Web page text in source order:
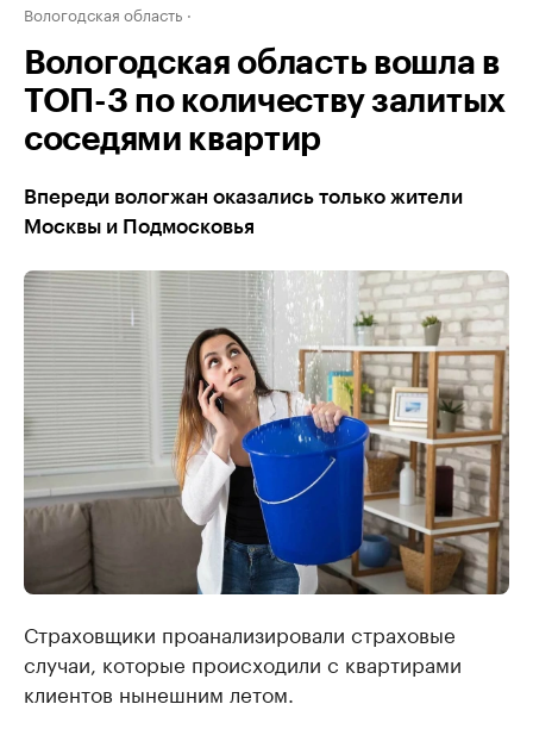
Вологодская область
Вологодская область вошла в
ТОП-3 по количеству залитых
соседями квартир
Впереди вологжан оказались только жители
Москвы и Подмосковья
Страховщики проанализировали страховые
случаи, которые происходили с квартирами
клиентов нынешним летом.